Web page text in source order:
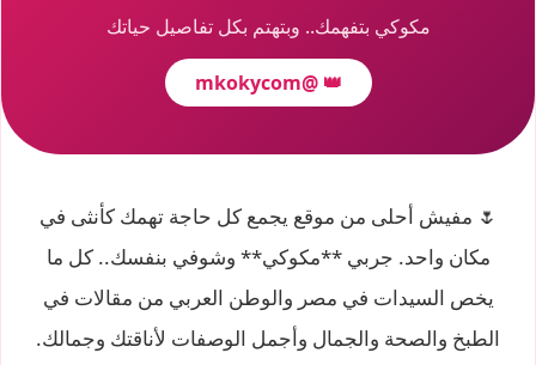
مكوكي بتفهمك.. وبتهتم بكل تفاصيل حياتك
👑
@mkokycom
🌷 مفيش أحلى من موقع يجمع كل حاجة تهمك كأنثى في
مكان واحد. جربي **مكوكي** وشوفي بنفسك.. كل ما
يخص السيدات في مصر والوطن العربي من مقالات في
الطبخ والصحة والجمال وأجمل الوصفات لأناقتك وجمالك.